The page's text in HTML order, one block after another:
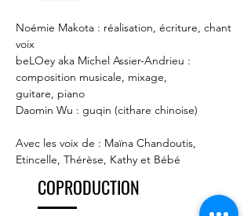
Noémie Makota : réalisation, écriture, chant
voix
beLOey aka Michel Assier-Andrieu :
composition musicale, mixage,
guitare, piano
Daomin Wu : guqin (cithare chinoise)
Avec les voix de : Maïna Chandoutis,
Etincelle, Thérèse, Kathy et Bébé
COPRODUCTION